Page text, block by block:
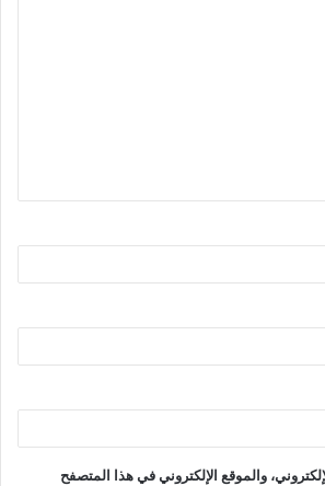
والموقع الإلكتروني في هذا المتصفح